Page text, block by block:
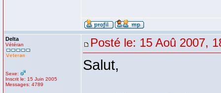
Delta
Vétéran
Sexe:
Inscrit le: 15 Juin 2005
Messages: 4789
Posté le: 15 Aoû 2007,
Salut,